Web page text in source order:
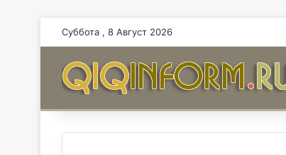
Суббота , 8 Август 2026